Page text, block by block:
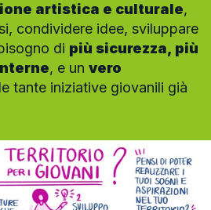
artistica e culturale,
condividere idee, sviluppare
di più sicurezza, più
, e un vero
tante iniziative giovanili già